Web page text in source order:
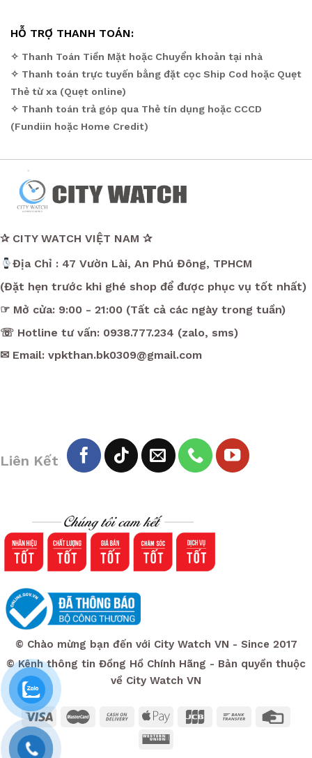
HỖ TRỢ THANH TOÁN:
✧ Thanh Toán Tiền Mặt hoặc Chuyển khoản tại nhà
✧ Thanh toán trực tuyến bằng đặt cọc Ship Cod hoặc Quẹt
Thẻ từ xa (Quẹt online)
✧ Thanh toán trả góp qua Thẻ tín dụng hoặc CCCD
(Fundiin hoặc Home Credit)
✰ CITY WATCH VIỆT NAM ✰
Địa Chỉ : 47 Vườn Lài, An Phú Đông, TPHCM
(Đặt hẹn trước khi ghé shop để được phục vụ tốt nhất)
☞ Mở cửa: 9:00 - 21:00 (Tất cả các ngày trong tuần)
☏ Hotline tư vấn: 0938.777.234 (zalo, sms)
✉ Email: vpkthan.bk0309@gmail.com
Liên Kết
© Chào mừng bạn đến với City Watch VN - Since 2017
© Kênh thông tin Đồng Hồ Chính Hãng - Bản quyền thuộc
về City Watch VN